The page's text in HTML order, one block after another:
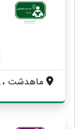
ماهدشت ، راشته